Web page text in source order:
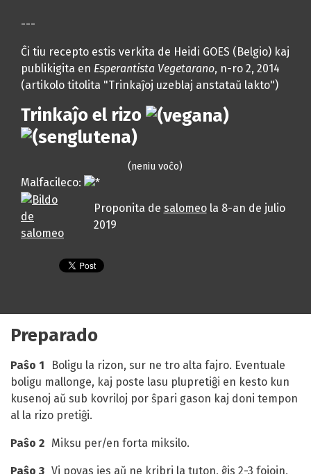
---
Ĉi tiu recepto estis verkita de Heidi GOES (Belgio) kaj
publikigita en Esperantista Vegetarano, n-ro 2, 2014
(artikolo titolita "Trinkaĵoj uzeblaj anstataŭ lakto")
Trinkaĵo el rizo
(neniu voĉo)
Malfacileco:
Proponita de salomeola 8-an de julio
2019
Preparado
Paŝo 1
Boligu la rizon, sur ne tro alta fajro. Eventuale
boligu mallonge, kaj poste lasu plupretiĝi en kesto kun
kusenoj aŭ sub kovriloj por ŝpari gason kaj doni tempon
al la rizo pretiĝi.
Paŝo 2 Miksu per/en forta miksilo.
Paŝo 3 Vi povas jes aŭ ne kribri la tuton, ĝis 2-3 fojojn,